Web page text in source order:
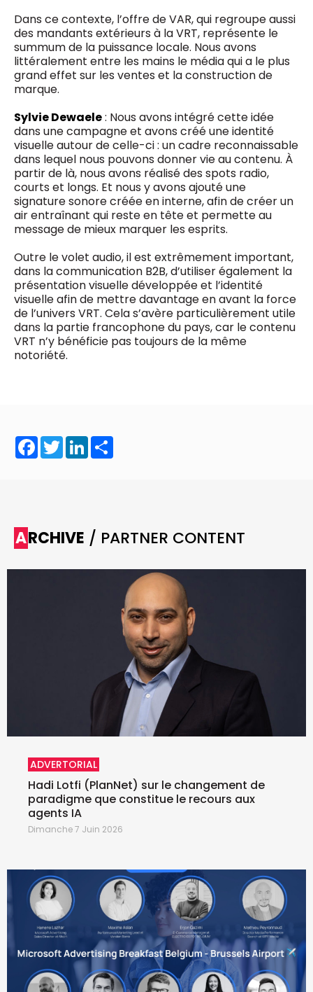
Dans ce contexte, l’offre de VAR, qui regroupe aussi
des mandants extérieurs à la VRT, représente le
summum de la puissance locale. Nous avons
littéralement entre les mains le média qui a le plus
grand effet sur les ventes et la construction de
marque.
Sylvie Dewaele: Nous avons intégré cette idée
dans une campagne et avons créé une identité
visuelle autour de celle-ci : un cadre reconnaissable
dans lequel nous pouvons donner vie au contenu. À
partir de là, nous avons réalisé des spots radio,
courts et longs. Et nous y avons ajouté une
signature sonore créée en interne, afin de créer un
air entraînant qui reste en tête et permette au
message de mieux marquer les esprits.
Outre le volet audio, il est extrêmement important,
dans la communication B2B, d’utiliser également la
présentation visuelle développée et l’identité
visuelle afin de mettre davantage en avant la force
de l’univers VRT. Cela s’avère particulièrement utile
dans la partie francophone du pays, car le contenu
VRT n’y bénéficie pas toujours de la même
notoriété.
Facebook
TwitterLinkedIn
ARCHIVE / PARTNER CONTENT
ADVERTORIAL
Hadi Lotfi (PlanNet) sur le changement de
paradigme que constitue le recours aux
agents IA
Dimanche 7 Juin 2026